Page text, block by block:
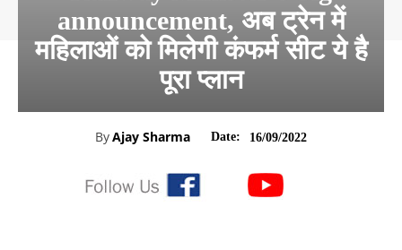
announcement, अब ट्रेन में
महिलाओं को मिलेगी कंफर्म सीट ये है
पूरा प्‍लान
ByAjay Sharma Date: 16/09/2022